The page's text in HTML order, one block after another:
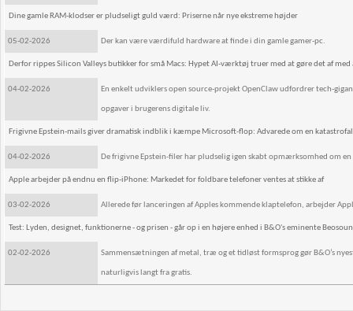
Dine gamle RAM-klodser er pludseligt guld værd: Priserne når nye ekstreme højder
05-02-2026 Der kan være værdifuld hardware at finde i din gamle gamer-pc.
Derfor rippes Silicon Valleys butikker for små Macs: Hypet AI-værktøj truer med at gøre det af med
04-02-2026 En enkelt udviklers open source-projekt OpenClaw udfordrer tech-
opgaver i brugerens digitale liv.
Frigivne Epstein-mails giver dramatisk indblik i kæmpe Microsoft-flop: Advarede om en
04-02-2026 De frigivne Epstein-filer har pludselig igen skabt opmærksomhed om
Apple arbejder på endnu en flip-iPhone: Markedet for foldbare telefoner ventes at stikke af
03-02-2026 Allerede før lanceringen af Apples kommende klaptelefon, arbejder
Test: Lyden, designet, funktionerne - og prisen - går op i en højere enhed i B&O's eminente
02-02-2026 Sammensætningen af metal, træ og et tidløst formsprog gør B&O’s
naturligvis langt fra gratis.